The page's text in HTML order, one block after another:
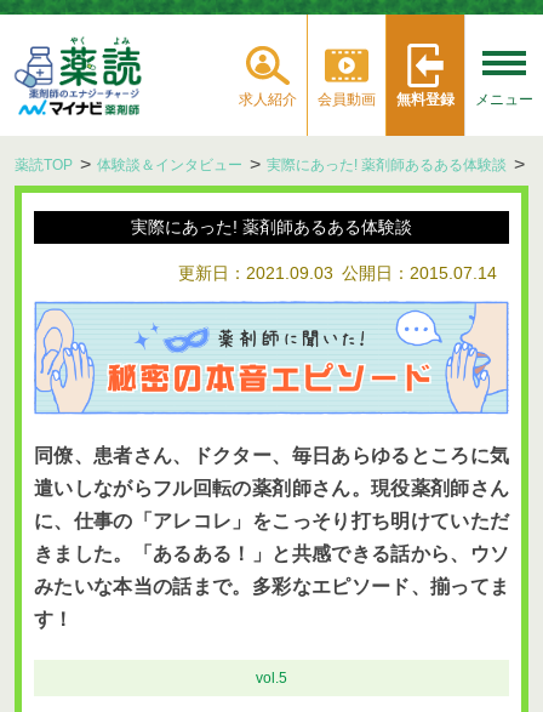
求人紹介 会員動画 無料登録 メニュー
薬読TOP 体験談＆インタビュー 実際にあった! 薬剤師あるある体験談
実際にあった! 薬剤師あるある体験談
更新日：2021.09.03 公開日：2015.07.14
同僚、患者さん、ドクター、毎日あらゆるところに気
遣いしながらフル回転の薬剤師さん。現役薬剤師さん
に、仕事の「アレコレ」をこっそり打ち明けていただ
きました。「あるある！」と共感できる話から、ウソ
みたいな本当の話まで。多彩なエピソード、揃ってま
す！
vol.5